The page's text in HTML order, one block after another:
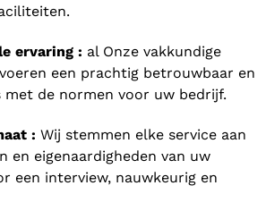
ervaring : al Onze vakkundige
een prachtig betrouwbaar en
met de normen voor uw bedrijf.
: Wij stemmen elke service aan
en eigenaardigheden van uw
een interview, nauwkeurig en